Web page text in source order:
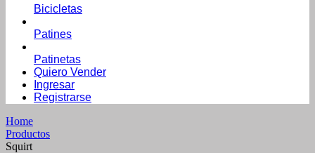
Bicicletas
Patines
Patinetas
Quiero Vender
Ingresar
Registrarse
Home
Productos
Squirt